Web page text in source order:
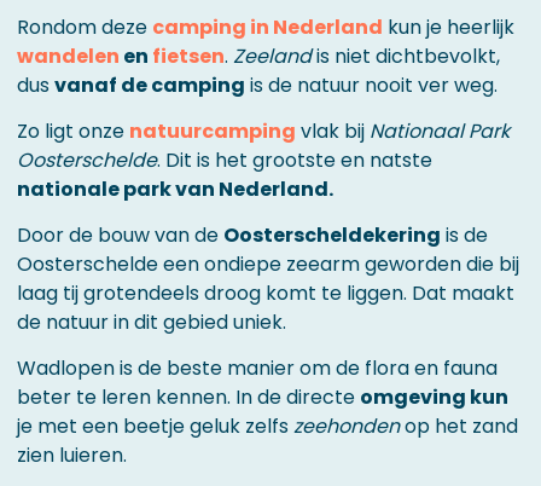
Rondom deze camping in Nederland kun je heerlijk
wandelen en fietsen. Zeelandis niet dichtbevolkt,
dusvanaf de camping is de natuur nooit ver weg.
Zo ligt onze natuurcamping vlak bij Nationaal Park
Oosterschelde. Dit is het grootste en natste
nationale park van Nederland.
Door de bouw van de Oosterscheldekering is de
Oosterschelde een ondiepe zeearm geworden die bij
laag tij grotendeels droog komt te liggen. Dat maakt
de natuur in dit gebied uniek.
Wadlopen is de beste manier om de flora en fauna
beter te leren kennen. In de directe omgeving kun
je met een beetje geluk zelfszeehondenop het zand
zien luieren.